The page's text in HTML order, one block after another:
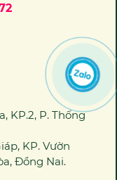
KP.2, P. Thống
KP. Vườn
Đồng Nai.